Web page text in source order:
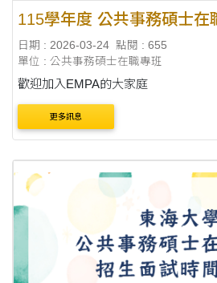
115學年度 公共事務碩士在
日期 : 2026-03-24 點閱 : 655
單位 : 公共事務碩士在職專班
歡迎加入EMPA的大家庭
更多訊息